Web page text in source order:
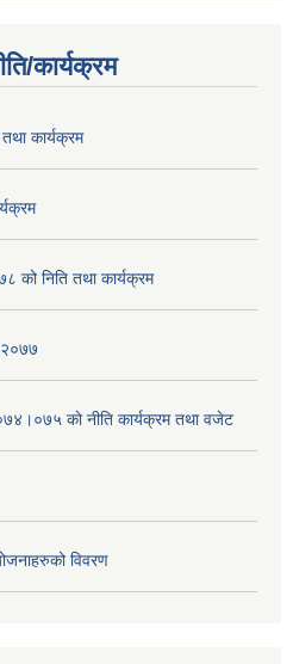
कार्यक्रम
कार्यक्रम
को निति तथा कार्यक्रम
२०७७
काे नीति कार्यक्रम तथा वजेट
विवरण